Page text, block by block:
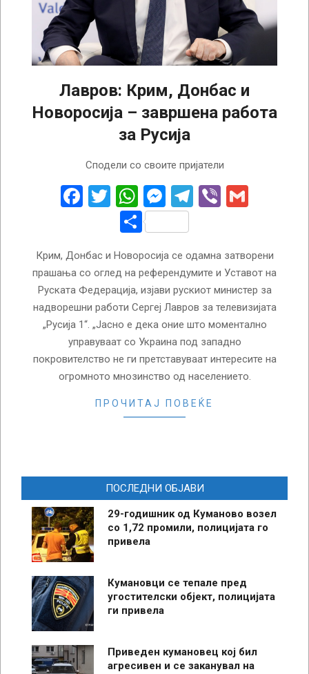
Лавров: Крим, Донбас и
Новоросија – завршена работа
за Русија
Сподели со своите пријатели
Facebook
Twitter
WhatsApp
Messenger
Telegram
Viber
Share
Крим, Донбас и Новоросија се одамна затворени
прашања со оглед на референдумите и Уставот на
Руската Федерација, изјави рускиот министер за
надворешни работи Сергеј Лавров за телевизијата
„Русија 1“. „Јасно е дека оние што моментално
управуваат со Украина под западно
покровителство не ги претставуваат интересите на
огромното мнозинство од населението.
ПРОЧИТАЈ ПОВЕЌЕ
ПОСЛЕДНИ ОБЈАВИ
29-годишник од Куманово возел
со 1,72 промили, полицијата го
привела
Кумановци се тепале пред
угостителски објект, полицијата
ги привела
Приведен кумановец кој бил
агресивен и се заканувал на